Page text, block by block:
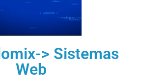
> Sistemas
Web